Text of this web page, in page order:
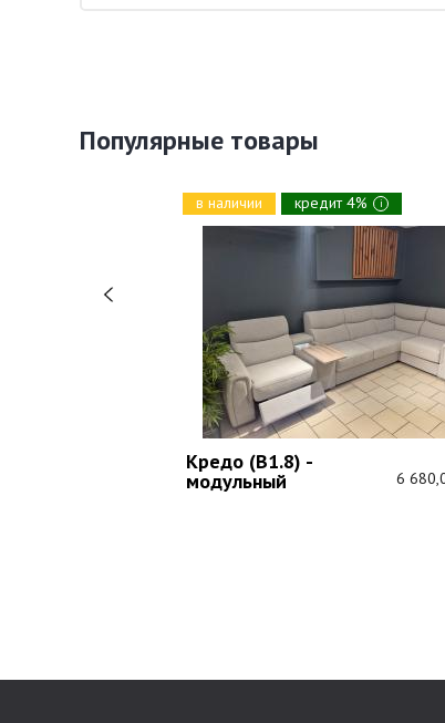
Популярные товары
в наличии кредит 4% i
Кредо (В1.8) -
модульный 6